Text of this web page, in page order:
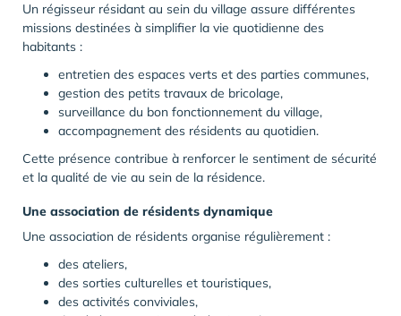
Un régisseur résidant au sein du village assure différentes
missions destinées à simplifier la vie quotidienne des
habitants :
entretien des espaces verts et des parties communes,
gestion des petits travaux de bricolage,
surveillance du bon fonctionnement du village,
accompagnement des résidents au quotidien.
Cette présence contribue à renforcer le sentiment de sécurité
et la qualité de vie au sein de la résidence.
Une association de résidents dynamique
Une association de résidents organise régulièrement :
des ateliers,
des sorties culturelles et touristiques,
des activités conviviales,